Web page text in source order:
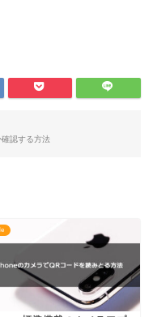
認する方法